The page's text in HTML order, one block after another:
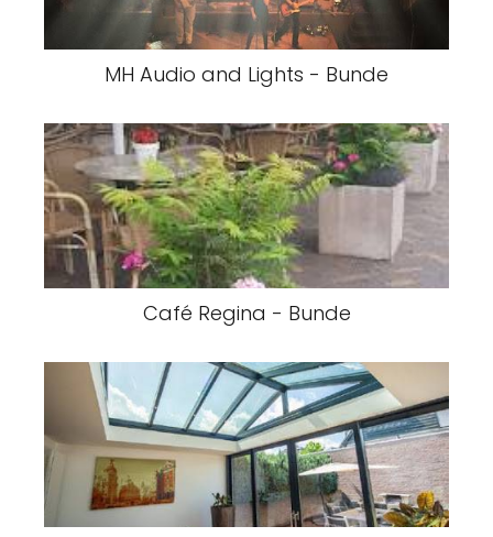
MH Audio and Lights - Bunde
Café Regina - Bunde